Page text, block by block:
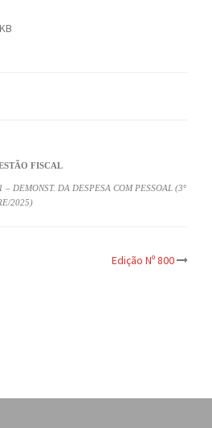
FISCAL
– DEMONST. DA DESPESA COM PESSOAL (3º
2025)
Edição Nº 800